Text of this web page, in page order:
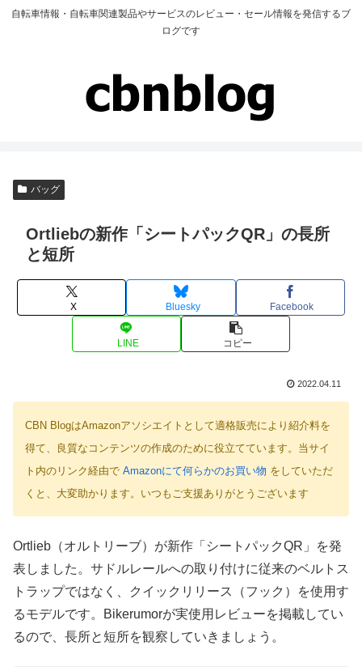
自転車情報・自転車関連製品やサービスのレビュー・セール情報を発信するブ
ログです
バッグ
Ortliebの新作「シートパックQR」の長所
と短所
X Bluesky Facebook
LINE コピー
2022.04.11
CBN BlogはAmazonアソシエイトとして適格販売により紹介料を
得て、良質なコンテンツの作成のために役立てています。当サイ
ト内のリンク経由で Amazonにて何らかのお買い物 をしていただ
くと、大変助かります。いつもご支援ありがとうございます
Ortlieb（オルトリーブ）が新作「シートパックQR」を発
表しました。サドルレールへの取り付けに従来のベルトス
トラップではなく、クイックリリース（フック）を使用す
るモデルです。Bikerumorが実使用レビューを掲載してい
るので、長所と短所を観察していきましょう。